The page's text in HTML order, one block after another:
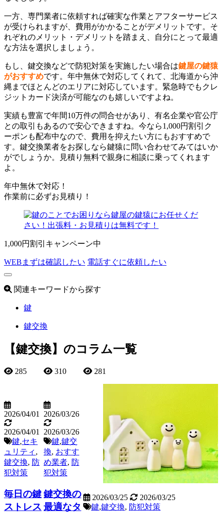
一方、専門業者に依頼すれば確実な作業とアフターサービス
が受けられますが、費用がかかることがデメリットです。そ
れぞれのメリット・デメリットを踏まえ、自分にとって最適
な方法を選択しましょう。
もし、鍵交換などで防犯対策を実施したい場合は鍵屋の鍵猿
がおすすめです。年中無休で対応してくれて、北海道から沖
縄までほとんどのエリアに対応しています。緊急時でもクレ
ジットカード決済が可能なのも嬉しいですよね。
実績も豊富で年間10万件の問合せがあり、有名企業や官公庁
との取引もあるので安心できますね。今なら1,000円割引ク
ーポンも配布中なので、費用を抑えたい方にもおすすめで
す。鍵交換業者をお探しなら鍵猿に問い合わせてみてはいか
がでしょうか。見積り無料で親身に相談に乗ってくれます
よ。
年中無休で対応！
作業前に必ずお見積り！
1,000円割引キャンペーン中
WEB まずは確認したい 電話すぐに依頼したい
関連キーワードから探す
鍵
鍵交換
【鍵交換】のコラム一覧
285
2026/04/01
2026/04/01
鍵,セキ
ュリティ ,
鍵交換, 防
犯対策
毎日の鍵
ストレス
310
2026/03/26
2026/03/26
鍵,鍵交
換, おすす
め業者, 防
犯対策
鍵交換の
最適なタ
281
2026/03/25
2026/03/25
鍵,鍵交換, 防犯対策